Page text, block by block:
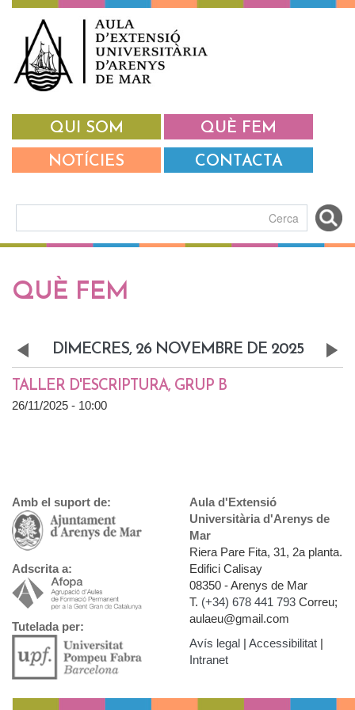
Vés al contingut
QUI SOM QUÈ FEM
NOTÍCIES CONTACTA
Formulari de cerca
Pestanyes primàries
QUÈ FEM
DIMECRES, 26 NOVEMBRE DE 2025
«
Prev
Next
»
TALLER D'ESCRIPTURA, GRUP B
26/11/2025 - 10:00
Amb el suport de:
Adscrita a:
Tutelada per:
Aula d'Extensió
Universitària d'Arenys de
Mar
Riera Pare Fita, 31, 2a planta.
Edifici Calisay
08350 - Arenys de Mar
T. (+34) 678 441 793 Correu;
aulaeu@gmail.com
Avís legal | Accessibilitat |
Intranet